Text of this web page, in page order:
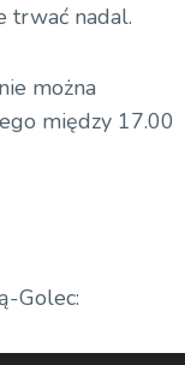
trwać nadal.
można
między 17.00
Golec: